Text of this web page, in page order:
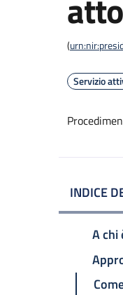
(
Servizio
INDICE
A chi